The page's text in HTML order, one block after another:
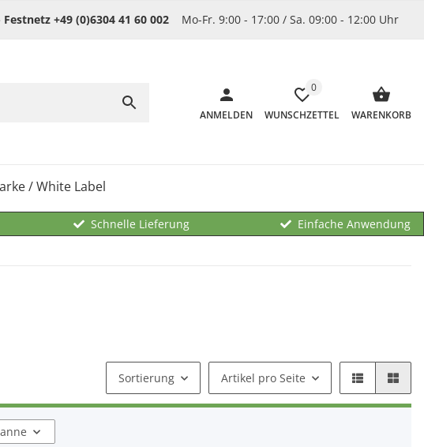
+49 (0)6304 41 60 002 Mo-Fr. 9:00 - 17:00 / Sa. 09:00 - 12:00 Uhr
ANMELDEN
0
WUNSCHZETTEL WARENKORB
/ White Label
Schnelle Lieferung
Einfache Anwendung
Sortierung Artikel pro Seite